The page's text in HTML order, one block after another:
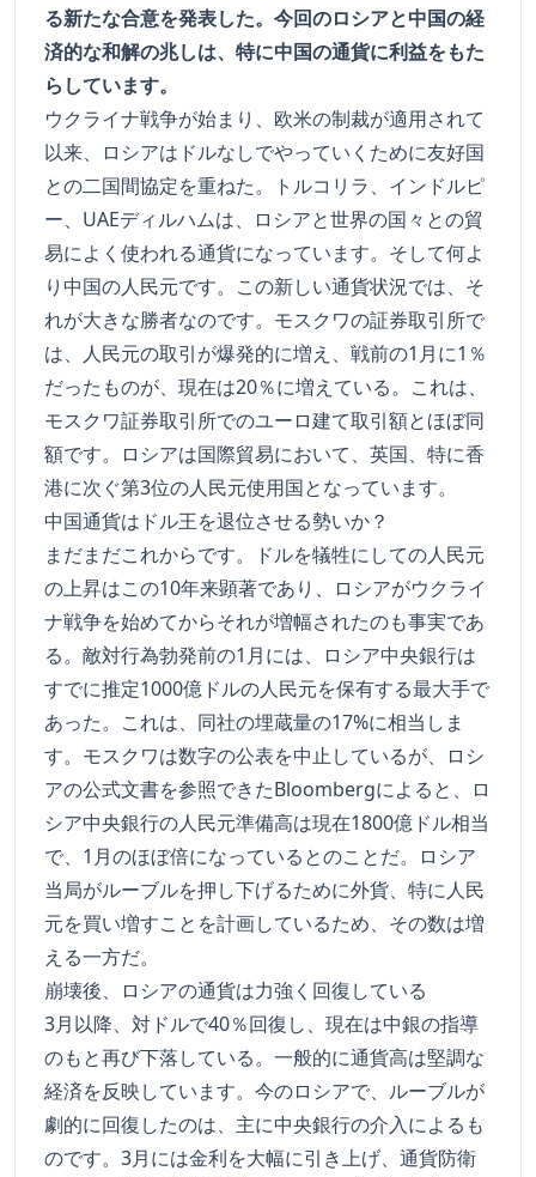
る新たな合意を発表した。今回のロシアと中国の経
済的な和解の兆しは、特に中国の通貨に利益をもた
らしています。
ウクライナ戦争が始まり、欧米の制裁が適用されて
以来、ロシアはドルなしでやっていくために友好国
との二国間協定を重ねた。トルコリラ、インドルピ
ー、UAEディルハムは、ロシアと世界の国々との貿
易によく使われる通貨になっています。そして何よ
り中国の人民元です。この新しい通貨状況では、そ
れが大きな勝者なのです。モスクワの証券取引所で
は、人民元の取引が爆発的に増え、戦前の1月に1％
だったものが、現在は20％に増えている。これは、
モスクワ証券取引所でのユーロ建て取引額とほぼ同
額です。ロシアは国際貿易において、英国、特に香
港に次ぐ第3位の人民元使用国となっています。
中国通貨はドル王を退位させる勢いか？
まだまだこれからです。ドルを犠牲にしての人民元
の上昇はこの10年来顕著であり、ロシアがウクライ
ナ戦争を始めてからそれが増幅されたのも事実であ
る。敵対行為勃発前の1月には、ロシア中央銀行は
すでに推定1000億ドルの人民元を保有する最大手で
あった。これは、同社の埋蔵量の17%に相当しま
す。モスクワは数字の公表を中止しているが、ロシ
アの公式文書を参照できたBloombergによると、ロ
シア中央銀行の人民元準備高は現在1800億ドル相当
で、1月のほぼ倍になっているとのことだ。ロシア
当局がルーブルを押し下げるために外貨、特に人民
元を買い増すことを計画しているため、その数は増
える一方だ。
崩壊後、ロシアの通貨は力強く回復している
3月以降、対ドルで40％回復し、現在は中銀の指導
のもと再び下落している。一般的に通貨高は堅調な
経済を反映しています。今のロシアで、ルーブルが
劇的に回復したのは、主に中央銀行の介入によるも
のです。3月には金利を大幅に引き上げ、通貨防衛